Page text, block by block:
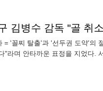
김병수 감독 "골 취
= '꼴찌 탈출'과 '선두권 도약'의
"라며 안타까운 표정을 지었다.